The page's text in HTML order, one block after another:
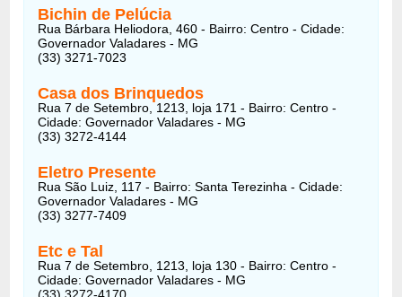
Bichin de Pelúcia
Rua Bárbara Heliodora, 460 - Bairro: Centro - Cidade:
Governador Valadares - MG
(33) 3271-7023
Casa dos Brinquedos
Rua 7 de Setembro, 1213, loja 171 - Bairro: Centro -
Cidade: Governador Valadares - MG
(33) 3272-4144
Eletro Presente
Rua São Luiz, 117 - Bairro: Santa Terezinha - Cidade:
Governador Valadares - MG
(33) 3277-7409
Etc e Tal
Rua 7 de Setembro, 1213, loja 130 - Bairro: Centro -
Cidade: Governador Valadares - MG
(33) 3272-4170